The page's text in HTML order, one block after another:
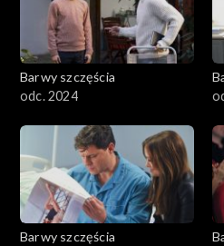
Barwy szczęścia
odc. 2024
Barwy szczęścia